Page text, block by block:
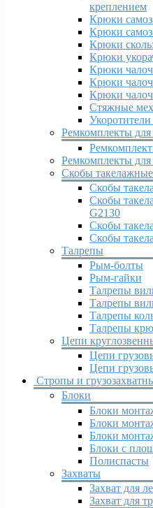
креплением
Крюки
Крюки
Крюки
Крюки
Крюки
Крюки
Крюки
Стяжные
Ремкомплекты
Ремкомплекты
Скобы
Скобы
Скобы
G2130
Скобы
Скобы
Талрепы
Рым-болты
Рым-гайки
Талрепы
Талрепы
Талрепы
Талрепы
Цепи
Цепи
Цепи
Стропы и
Блоки
Блоки
Блоки
Блоки
Блоки с
Полиспасты
Захваты
Захват для
Захват для